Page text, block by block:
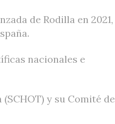
de Rodilla en 2021,
nacionales e
y su Comité de